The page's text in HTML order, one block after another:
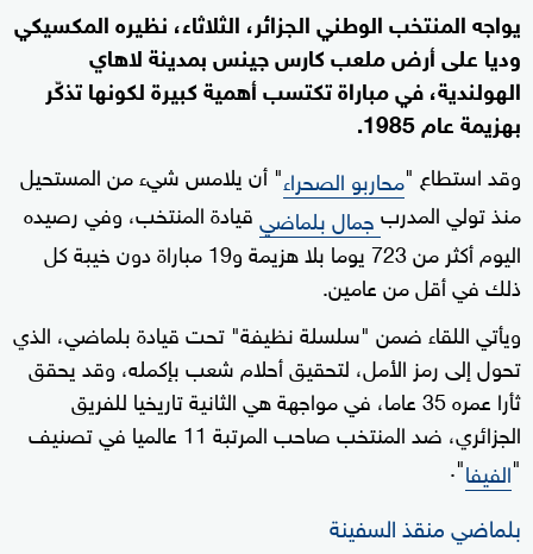
يواجه المنتخب الوطني الجزائر، الثلاثاء، نظيره المكسيكي
وديا على أرض ملعب كارس جينس بمدينة لاهاي
الهولندية، في مباراة تكتسب أهمية كبيرة لكونها تذكّر
بهزيمة عام 1985.
وقد استطاع "محاربو الصحراء" أن يلامس شيء من المستحيل
منذ تولي المدربجمال بلماضيقيادة المنتخب، وفي رصيده
اليوم أكثر من 723 يوما بلا هزيمة و19 مباراة دون خيبة كل
ذلك في أقل من عامين.
ويأتي اللقاء ضمن "سلسلة نظيفة" تحت قيادة بلماضي، الذي
تحول إلى رمز الأمل، لتحقيق أحلام شعب بإكمله، وقد يحقق
ثأرا عمره 35 عاما، في مواجهة هي الثانية تاريخيا للفريق
الجزائري، ضد المنتخب صاحب المرتبة 11 عالميا في تصنيف
"الفيفا".
بلماضي منقذ السفينة